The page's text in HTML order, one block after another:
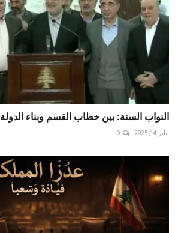
النواب السنة: بين خطاب القسم وبناء الدولة
يناير 14, 2025 0